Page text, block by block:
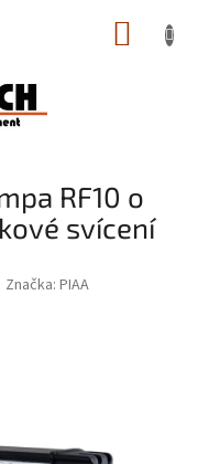
RF10 o
svícení
Značka: PIAA